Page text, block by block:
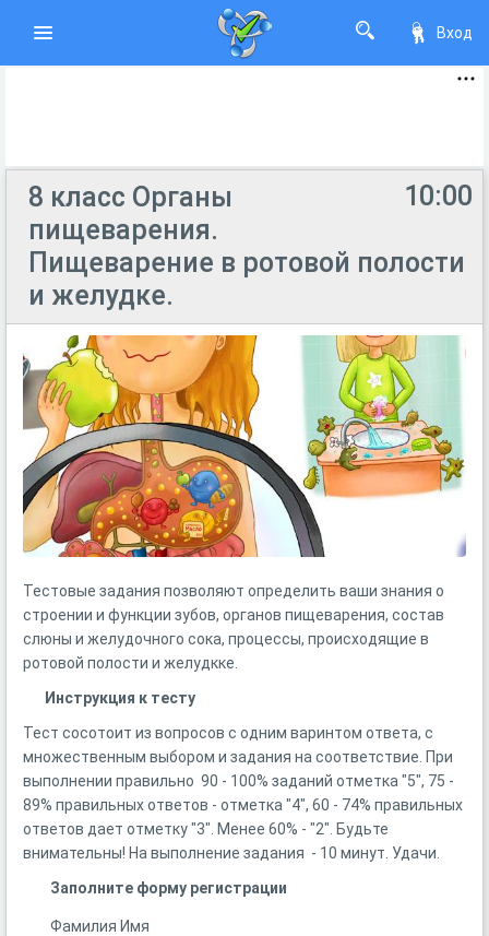
Вход
10:00
8 класс Органы
пищеварения.
Пищеварение в ротовой полости
и желудке.
Тестовые задания позволяют определить ваши знания о
строении и функции зубов, органов пищеварения, состав
слюны и желудочного сока, процессы, происходящие в
ротовой полости и желудкке.
Инструкция к тесту
Тест сосотоит из вопросов с одним варинтом ответа, с
множественным выбором и задания на соответствие. При
выполнении правильно 90 - 100% заданий отметка "5", 75 -
89% правильных ответов - отметка "4", 60 - 74% правильных
ответов дает отметку "3". Менее 60% - "2". Будьте
внимательны! На выполнение задания - 10 минут. Удачи.
Заполните форму регистрации
Фамилия Имя